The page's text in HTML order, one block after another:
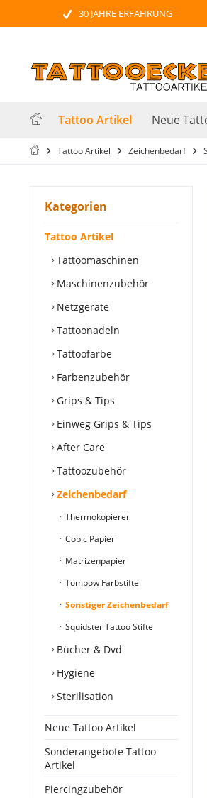
30 JAHRE ERFAHRUNG
Tattoo Artikel Neue
Tattoo Artikel Zeichenbedarf
Kategorien
Tattoo Artikel
Tattoomaschinen
Maschinenzubehör
Netzgeräte
Tattoonadeln
Tattoofarbe
Farbenzubehör
Grips & Tips
Einweg Grips & Tips
After Care
Tattoozubehör
Zeichenbedarf
Thermokopierer
Copic Papier
Matrizenpapier
Tombow Farbstifte
Sonstiger Zeichenbedarf
Squidster Tattoo Stifte
Bücher & Dvd
Hygiene
Sterilisation
Neue Tattoo Artikel
Sonderangebote Tattoo
Artikel
Piercingzubehör